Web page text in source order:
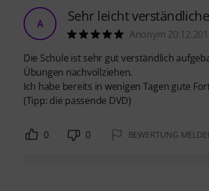
A Sehr leicht
Anonym
Die Schule ist sehr gut verständlich
Übungen nachvollziehen.
Ich habe bereits in wenigen Tagen gute
(Tipp: die passende DVD)
0 0 BEWERTUNG